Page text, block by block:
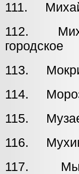
111.
112.
городское
113.
114.
115.
116. Мухин
117.